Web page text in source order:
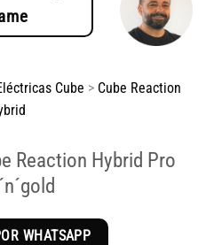
Cube > Cube Reaction
Reaction Hybrid Pro
WHATSAPP